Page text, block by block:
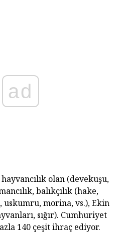
ad
olan (devekuşu,
balıkçılık (hake,
morina, vs.), Ekin
sığır). Cumhuriyet
140 çeşit ihraç ediyor.